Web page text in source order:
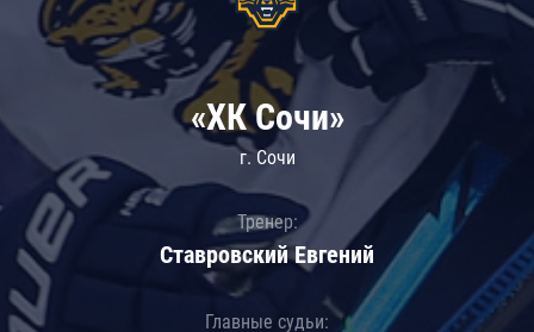
«ХК Сочи»
г. Сочи
Тренер:
Ставровский Евгений
Главные судьи: